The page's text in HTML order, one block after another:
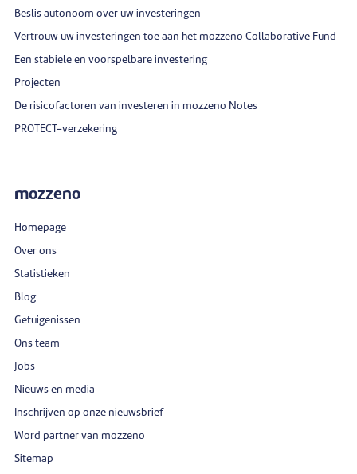
Beslis autonoom over uw investeringen
Vertrouw uw investeringen toe aan het mozzeno Collaborative Fund
Een stabiele en voorspelbare investering
Projecten
De risicofactoren van investeren in mozzeno Notes
PROTECT-verzekering
mozzeno
Homepage
Over ons
Statistieken
Blog
Getuigenissen
Ons team
Jobs
Nieuws en media
Inschrijven op onze nieuwsbrief
Word partner van mozzeno
Sitemap